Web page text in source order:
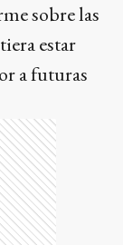
sobre las
estar
a futuras